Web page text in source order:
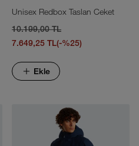
Unisex Redbox Taslan Ceket
10.199,00 TL
7.649,25 TL(-%25)
Ekle